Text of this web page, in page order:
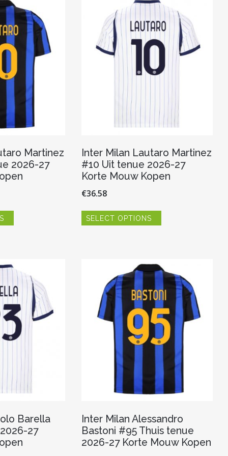
Martinez
2026-27
optie
gekozen
worden
op
de
productpagina
Inter Milan Lautaro Martinez
#10 Uit tenue 2026-27
Korte Mouw Kopen
€36.58
SELECT OPTIONS
optie
kan
gekozen
worden
op
de
productpagina
Barella
27
Inter Milan Alessandro
Bastoni #95 Thuis tenue
2026-27 Korte Mouw Kopen